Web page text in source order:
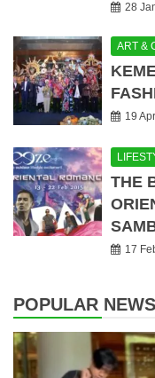
28
ART &
19
THE
17
POPULAR NEWS